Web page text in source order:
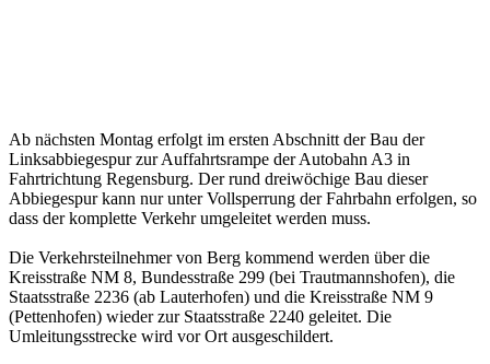
Ab nächsten Montag erfolgt im ersten Abschnitt der Bau der
Linksabbiegespur zur Auffahrtsrampe der Autobahn A3 in
Fahrtrichtung Regensburg. Der rund dreiwöchige Bau dieser
Abbiegespur kann nur unter Vollsperrung der Fahrbahn erfolgen, so
dass der komplette Verkehr umgeleitet werden muss.
Die Verkehrsteilnehmer von Berg kommend werden über die
Kreisstraße NM 8, Bundesstraße 299 (bei Trautmannshofen), die
Staatsstraße 2236 (ab Lauterhofen) und die Kreisstraße NM 9
(Pettenhofen) wieder zur Staatsstraße 2240 geleitet. Die
Umleitungsstrecke wird vor Ort ausgeschildert.